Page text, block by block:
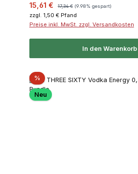
Verkaufspreis:
15,61 € Regulärer Preis:
17,34 € (9.98% gespart)
zzgl. 1,50 € Pfand
Preise inkl. MwSt. zzgl. Versandkosten
In den Warenkorb
%Rabatt
Neu